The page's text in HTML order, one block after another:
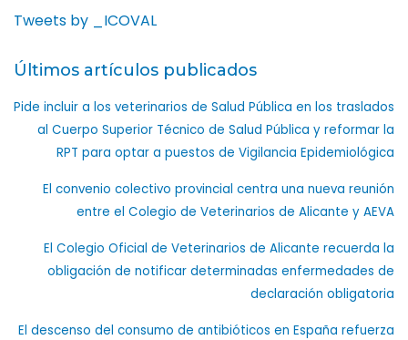
Tweets by _ICOVAL
Últimos artículos publicados
Pide incluir a los veterinarios de Salud Pública en los traslados
al Cuerpo Superior Técnico de Salud Pública y reformar la
RPT para optar a puestos de Vigilancia Epidemiológica
El convenio colectivo provincial centra una nueva reunión
entre el Colegio de Veterinarios de Alicante y AEVA
El Colegio Oficial de Veterinarios de Alicante recuerda la
obligación de notificar determinadas enfermedades de
declaración obligatoria
El descenso del consumo de antibióticos en España refuerza